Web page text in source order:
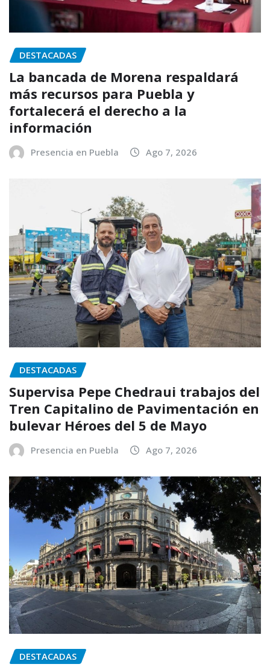
DESTACADAS
La bancada de Morena respaldará
más recursos para Puebla y
fortalecerá el derecho a la
información
Presencia en Puebla Ago 7, 2026
DESTACADAS
Supervisa Pepe Chedraui trabajos del
Tren Capitalino de Pavimentación en
bulevar Héroes del 5 de Mayo
Presencia en Puebla Ago 7, 2026
DESTACADAS